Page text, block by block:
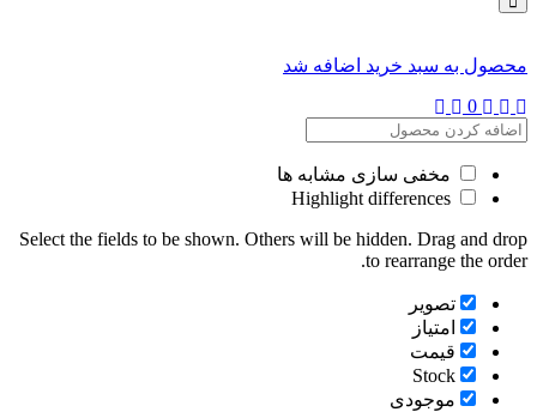
محصول به سبد خرید اضافه شد
0
مخفی سازی مشابه ها
Select the fields to be shown. Others will be hidden. Drag and drop
to rearrange the order.
تصویر
امتیاز
قیمت
Stock
موجودی